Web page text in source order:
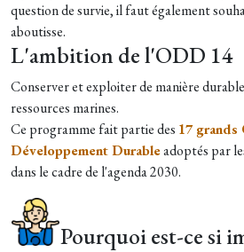
question de survie, il faut également
aboutisse.
L'ambition de l'ODD 14
Conserver et exploiter de manière
ressources marines.
Ce programme fait partie des 17
Développement Durableadoptés par
dans le cadre de l'agenda 2030.
Pourquoi est-ce si